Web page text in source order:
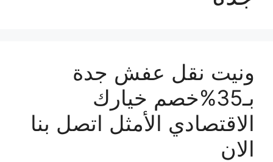
ونيت نقل عفش جدة
بـ35%خصم خيارك
الاقتصادي الأمثل اتصل بنا
الان